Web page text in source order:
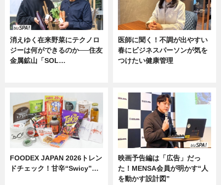
消えゆく在来野菜にテクノロ
ジーは何ができるのか──住友
金属鉱山「SOL…
医師に聞く！不調が出やすい
春にビジネスパーソンが気を
つけたい健康管理
FOODEX JAPAN 2026トレン
ドチェック！甘辛“Swicy”…
映画予告編は「広告」だっ
た！MENSA会員が明かす“人
を動かす設計図”